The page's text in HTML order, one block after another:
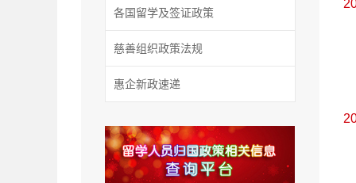
各国留学及签证政策
慈善组织政策法规
惠企新政速递